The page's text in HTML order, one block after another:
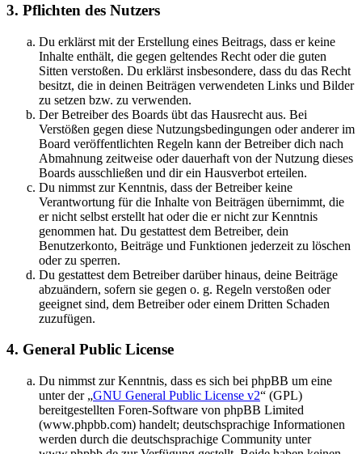
3. Pflichten des Nutzers
Du erklärst mit der Erstellung eines Beitrags, dass er keine
Inhalte enthält, die gegen geltendes Recht oder die guten
Sitten verstoßen. Du erklärst insbesondere, dass du das Recht
besitzt, die in deinen Beiträgen verwendeten Links und Bilder
zu setzen bzw. zu verwenden.
Der Betreiber des Boards übt das Hausrecht aus. Bei
Verstößen gegen diese Nutzungsbedingungen oder anderer im
Board veröffentlichten Regeln kann der Betreiber dich nach
Abmahnung zeitweise oder dauerhaft von der Nutzung dieses
Boards ausschließen und dir ein Hausverbot erteilen.
Du nimmst zur Kenntnis, dass der Betreiber keine
Verantwortung für die Inhalte von Beiträgen übernimmt, die
er nicht selbst erstellt hat oder die er nicht zur Kenntnis
genommen hat. Du gestattest dem Betreiber, dein
Benutzerkonto, Beiträge und Funktionen jederzeit zu löschen
oder zu sperren.
Du gestattest dem Betreiber darüber hinaus, deine Beiträge
abzuändern, sofern sie gegen o. g. Regeln verstoßen oder
geeignet sind, dem Betreiber oder einem Dritten Schaden
zuzufügen.
4. General Public License
Du nimmst zur Kenntnis, dass es sich bei phpBB um eine
unter der „GNU General Public License v2“ (GPL)
bereitgestellten Foren-Software von phpBB Limited
(www.phpbb.com) handelt; deutschsprachige Informationen
werden durch die deutschsprachige Community unter